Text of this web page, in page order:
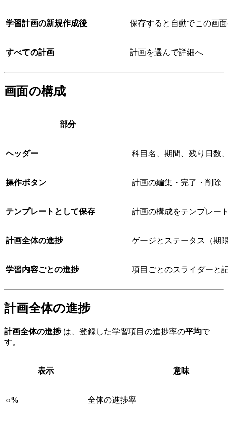
学習計画の新規作成後 保存すると自動でこの画
すべての計画 計画を選んで詳細へ
画面の構成
部分
ヘッダー 科目名、期間、残り日数
操作ボタン 計画の編集・完了・削除
テンプレートとして保存 計画の構成をテンプレー
計画全体の進捗 ゲージとステータス（期
学習内容ごとの進捗 項目ごとのスライダーと
計画全体の進捗
計画全体の進捗は、登録した学習項目の進捗率の平均で
す。
表示 意味
○% 全体の進捗率